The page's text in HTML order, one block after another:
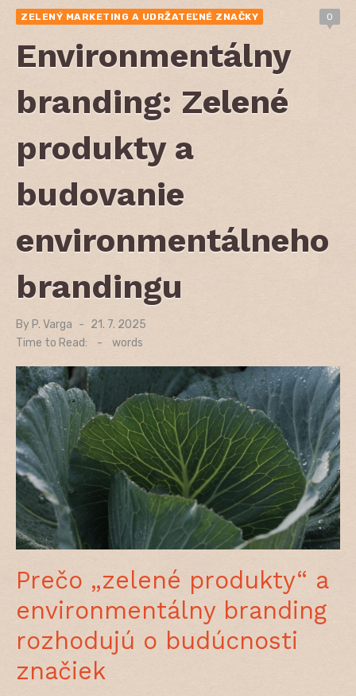
ZELENÝ MARKETING A UDRŽATEĽNÉ ZNAČKY 0
Environmentálny
branding: Zelené
produkty a
budovanie
environmentálneho
brandingu
By P. Varga
Posted
21. 7. 2025
Time to Read:
- words
Prečo „zelené produkty“ a
environmentálny branding
rozhodujú o budúcnosti
značiek